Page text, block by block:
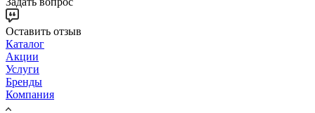
Оставить отзыв
Каталог
Акции
Услуги
Бренды
Компания